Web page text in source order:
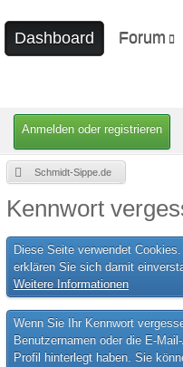
Anmelden oder registrieren
Dashboard Forum
Schmidt-Sippe.de
Kennwort
Diese Seite verwendet
erklären Sie sich damit
Weitere Informationen
Wenn Sie Ihr Kennwort
Benutzernamen oder die E-
Profil hinterlegt haben. Sie